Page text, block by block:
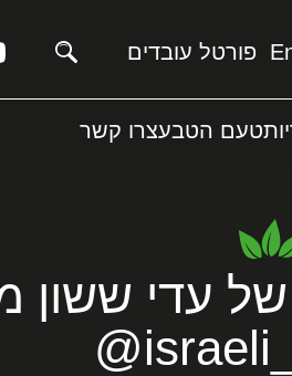
פורטל עובדים
טעם הטבעצרו קשר
של עדי ששון